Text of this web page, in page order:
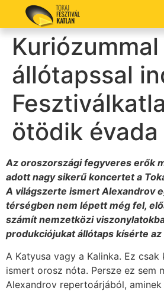
állótapssal
ötödik évada
Az oroszországi fegyveres erők
adott nagy sikerű koncertet a
A világszerte ismert Alexandrov
térségben nem lépett még fel,
számít nemzetközi
produkciójukat állótaps kísérte
A Katyusa vagy a Kalinka. Ez
ismert orosz nóta. Persze ez sem
Alexandrov repertoárjából,